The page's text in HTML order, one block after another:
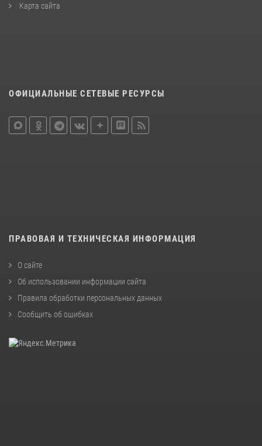
Карта сайта
ОФИЦИАЛЬНЫЕ СЕТЕВЫЕ РЕСУРСЫ
ПРАВОВАЯ И ТЕХНИЧЕСКАЯ ИНФОРМАЦИЯ
О сайте
Об использовании информации сайта
Правила обработки персональных данных
Сообщить об ошибках